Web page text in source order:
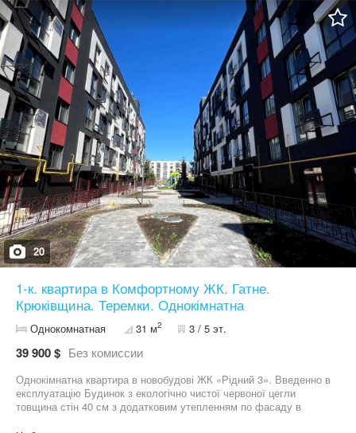
20
1-к. квартира в Комфортному ЖК. Гатне.
Крюківщина. Теремки. Однокімнатна
Однокомнатная 31 м2 3 / 5 эт.
39 900 $ Без комиссии
Однокімнатна квартира в новобудові ЖК «Рідний 3». Введенно в
експлуатацію Будинок з екологічно чистої червоної цегли
товщина стін 40 см з додатковим утепленням по фасаду в